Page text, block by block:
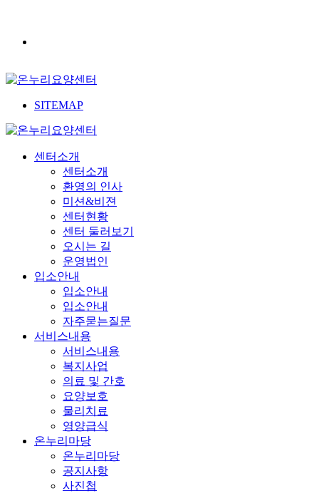
SITEMAP
센터소개
센터소개
환영의 인사
미션&비젼
센터현황
센터 둘러보기
오시는 길
운영법인
입소안내
입소안내
입소안내
자주묻는질문
서비스내용
서비스내용
복지사업
의료 및 간호
요양보호
물리치료
영양급식
온누리마당
온누리마당
공지사항
사진첩